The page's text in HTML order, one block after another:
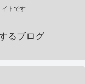
イトです
るブログ